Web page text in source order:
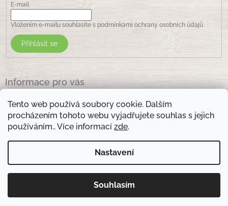
Tento web používá soubory cookie. Dalším
procházením tohoto webu vyjadřujete souhlas s jejich
používáním.. Více informací zde.
Nastavení
Souhlasím
E-mail
Vložením e-mailu souhlasíte s podmínkami ochrany osobních údajů
Přihlásit se
Informace pro vás
Obchodní podmínky
Podmínky ochrany osobních údajů
Kontakty
Otevírací doba prodejny: pondělí - pátek - 8.30 -17.00 , sobota 9.00-11 .00
Copyright 2026Zelená lékarna Vsetín
vyhrazena.Upravit nastavení cookies